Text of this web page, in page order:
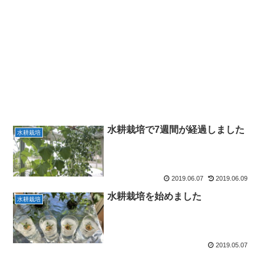
水耕栽培 水耕栽培で7週間が経過しました
2019.06.07 2019.06.09
水耕栽培 水耕栽培を始めました
2019.05.07